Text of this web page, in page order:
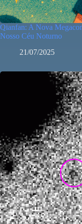
Qianfan: A Nova
Nosso Céu Noturno
21/07/2025